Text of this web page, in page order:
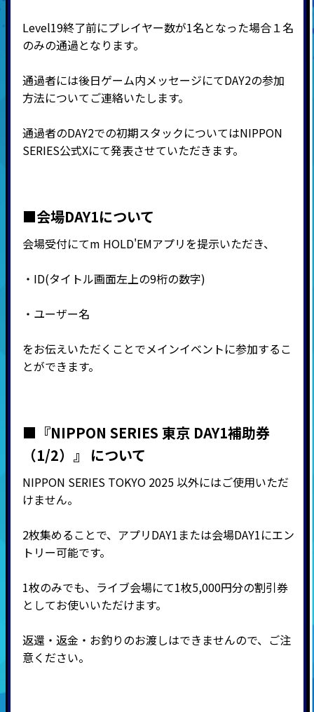
Level19終了前にプレイヤー数が1名となった場合１名
のみの通過となります。
通過者には後日ゲーム内メッセージにてDAY2の参加
方法についてご連絡いたします。
通過者のDAY2での初期スタックについてはNIPPON
SERIES公式Xにて発表させていただきます。
■会場DAY1について
会場受付にてm HOLD'EMアプリを提示いただき、
・ID(タイトル画面左上の9桁の数字)
・ユーザー名
をお伝えいただくことでメインイベントに参加するこ
とができます。
■『NIPPON SERIES 東京 DAY1補助券
（1/2）』 について
NIPPON SERIES TOKYO 2025 以外にはご使用いただ
けません。
2枚集めることで、アプリDAY1または会場DAY1にエン
トリー可能です。
1枚のみでも、ライブ会場にて1枚5,000円分の割引券
としてお使いいただけます。
返還・返金・お釣りのお渡しはできませんので、ご注
意ください。